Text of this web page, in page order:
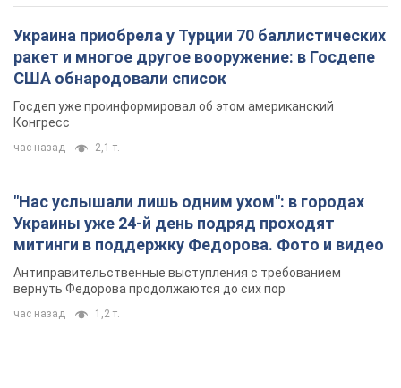
Украина приобрела у Турции 70 баллистических
ракет и многое другое вооружение: в Госдепе
США обнародовали список
Госдеп уже проинформировал об этом американский
Конгресс
час назад 2,1 т.
"Нас услышали лишь одним ухом": в городах
Украины уже 24-й день подряд проходят
митинги в поддержку Федорова. Фото и видео
Антиправительственные выступления с требованием
вернуть Федорова продолжаются до сих пор
час назад 1,2 т.